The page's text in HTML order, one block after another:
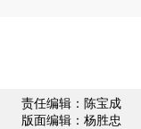
责任编辑：陈宝成
版面编辑：杨胜忠